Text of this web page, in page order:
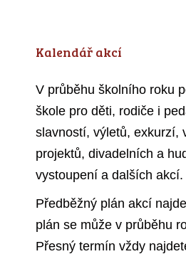
Kalendář akcí
V průběhu školního roku
škole pro děti, rodiče i
slavností, výletů, exkurzí,
projektů, divadelních a
vystoupení a dalších akcí.
Předběžný plán akcí
plán se může v průběhu
Přesný termín vždy